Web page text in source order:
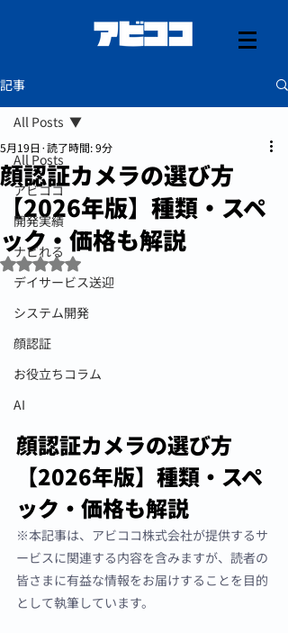
記事
All Posts
アビココ
開発実績
ナビれる
デイサービス送迎
システム開発
顔認証
お役立ちコラム
AI
All Posts
顔認証カメラの選び方
【2026年版】種類・スペ
ック・価格も解説
5月19日 読了時間: 9分
5つ星のうちNaNと評価されています。
顔認証カメラの選び方
【2026年版】種類・スペ
ック・価格も解説
※本記事は、アビココ株式会社が提供するサ
ービスに関連する内容を含みますが、読者の
皆さまに有益な情報をお届けすることを目的
として執筆しています。